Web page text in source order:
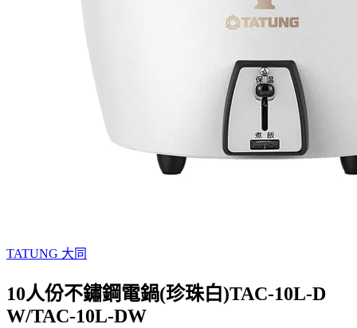
TATUNG 大同
10人份不鏽鋼電鍋(珍珠白)TAC-10L-D
W/TAC-10L-DW